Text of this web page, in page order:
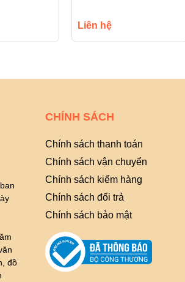
Liên hệ
đồ
CHÍNH SÁCH
Chính sách thanh toán
Chính sách vận chuyển
Chính sách kiểm hàng
Chính sách đổi trả
Chính sách bảo mật